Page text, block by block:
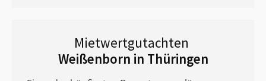
Mietwertgutachten
Weißenborn in Thüringen